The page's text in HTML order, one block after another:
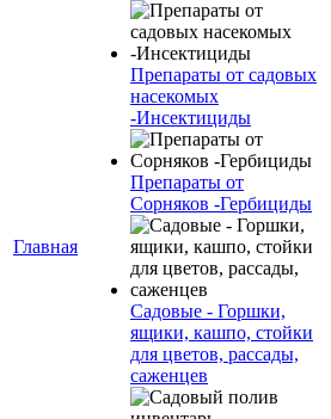
Главная
Препараты от садовых
насекомых
-Инсектициды
Препараты от
Сорняков -Гербициды
Садовые - Горшки,
ящики, кашпо, стойки
для цветов, рассады,
саженцев